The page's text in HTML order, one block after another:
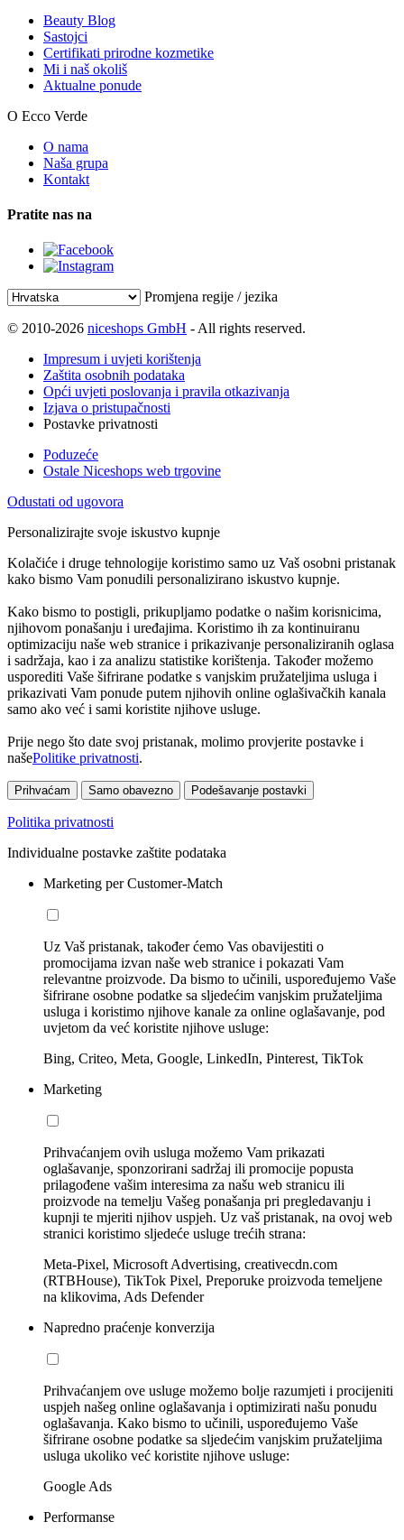
Beauty Blog
Sastojci
Certifikati prirodne kozmetike
Mi i naš okoliš
Aktualne ponude
O Ecco Verde
O nama
Naša grupa
Kontakt
Pratite nas na
Promjena regije / jezika
© 2010-2026 niceshops GmbH - All rights reserved.
Impresum i uvjeti korištenja
Zaštita osobnih podataka
Opći uvjeti poslovanja i pravila otkazivanja
Izjava o pristupačnosti
Postavke privatnosti
Poduzeće
Ostale Niceshops web trgovine
Odustati od ugovora
Personalizirajte svoje iskustvo kupnje
Kolačiće i druge tehnologije koristimo samo uz Vaš osobni pristanak
kako bismo Vam ponudili personalizirano iskustvo kupnje.
Kako bismo to postigli, prikupljamo podatke o našim korisnicima,
njihovom ponašanju i uređajima. Koristimo ih za kontinuiranu
optimizaciju naše web stranice i prikazivanje personaliziranih oglasa
i sadržaja, kao i za analizu statistike korištenja. Također možemo
usporediti Vaše šifrirane podatke s vanjskim pružateljima usluga i
prikazivati Vam ponude putem njihovih online oglašivačkih kanala
samo ako već i sami koristite njihove usluge.
Prije nego što date svoj pristanak, molimo provjerite postavke i
našePolitike privatnosti.
Prihvaćam Samo obavezno Podešavanje postavki
Politika privatnosti
Individualne postavke zaštite podataka
Marketing per Customer-Match
Uz Vaš pristanak, također ćemo Vas obavijestiti o
promocijama izvan naše web stranice i pokazati Vam
relevantne proizvode. Da bismo to učinili, uspoređujemo Vaše
šifrirane osobne podatke sa sljedećim vanjskim pružateljima
usluga i koristimo njihove kanale za online oglašavanje, pod
uvjetom da već koristite njihove usluge:
Bing, Criteo, Meta, Google, LinkedIn, Pinterest, TikTok
Marketing
Prihvaćanjem ovih usluga možemo Vam prikazati
oglašavanje, sponzorirani sadržaj ili promocije popusta
prilagođene vašim interesima za našu web stranicu ili
proizvode na temelju Vašeg ponašanja pri pregledavanju i
kupnji te mjeriti njihov uspjeh. Uz vaš pristanak, na ovoj web
stranici koristimo sljedeće usluge trećih strana:
Meta-Pixel, Microsoft Advertising, creativecdn.com
(RTBHouse), TikTok Pixel, Preporuke proizvoda temeljene
na klikovima, Ads Defender
Napredno praćenje konverzija
Prihvaćanjem ove usluge možemo bolje razumjeti i procijeniti
uspjeh našeg online oglašavanja i optimizirati našu ponudu
oglašavanja. Kako bismo to učinili, uspoređujemo Vaše
šifrirane osobne podatke sa sljedećim vanjskim pružateljima
usluga ukoliko već koristite njihove usluge:
Google Ads
Performanse